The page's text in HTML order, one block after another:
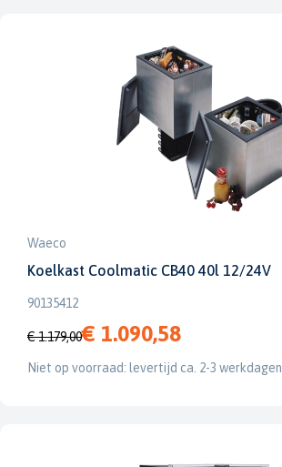
Waeco
Koelkast Coolmatic CB40 40l 12/24V
90135412
€ 1.179,00€ 1.090,58
Niet op voorraad: levertijd ca. 2-3 werkdagen